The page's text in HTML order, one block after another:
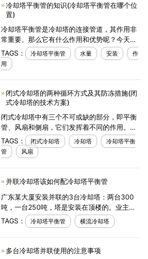
冷却塔平衡管的知识(冷却塔平衡管在哪个位
置)
冷却塔平衡管是冷却塔的连接管道，其作用非
常重要。那么它有什么作用和优势呢？今天，
广东康明冷却塔的小编给各位介绍了一些冷却
塔平衡管的知识。
TAGS： 冷却塔平衡管 水量 安装
作
用
闭式冷却塔的两种循环方式及其防冻措施(闭
式冷却塔的技术方案)
闭式冷却塔中有三个不可或缺的部分，即平衡
管、风扇和侧扇，它们发挥着不同的作用。当
闭式冷却塔并联安装时，水收集器之间有一个
连接，这就是我们所说的冷却塔平衡管。设备
本身的作用主
TAGS： 闭式冷却塔 冷却塔
冷却塔平衡
管
风扇
并联冷却塔该如何配冷却塔平衡管
广东某大厦安装并联的3台冷却塔：两台300
吨，一台250吨，塔是安装在顶楼的。业主感
觉，在冷却塔的进水管增加一个电动阀就行
了，但是一前辈建议配平衡管，业主方没有这
方面的经验，以上条件的冷
TAGS： 冷却塔平衡管 横流冷却塔
多台冷却塔并联使用的注意事项